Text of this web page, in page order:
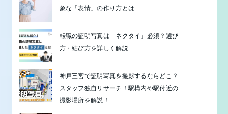
象な「表情」の作り方とは
転職の証明写真は「ネクタイ」必須？選び
方・結び方を詳しく解説
神戸三宮で証明写真を撮影するならどこ？
スタッフ独自リサーチ！駅構内や駅付近の
撮影場所を解説！